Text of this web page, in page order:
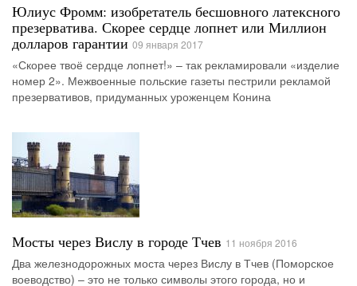
Юлиус Фромм: изобретатель бесшовного латексного
презерватива. Скорее сердце лопнет или Миллион
долларов гарантии 09 января 2017
«Скорее твоё сердце лопнет!» – так рекламировали «изделие
номер 2». Межвоенные польские газеты пестрили рекламой
презервативов, придуманных уроженцем Конина
Мосты через Вислу в городе Тчев 11 ноября 2016
Два железнодорожных моста через Вислу в Тчев (Поморское
воеводство) – это не только символы этого города, но и